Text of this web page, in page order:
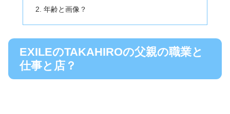
年齢と画像？
EXILEのTAKAHIROの父親の職業と
仕事と店？